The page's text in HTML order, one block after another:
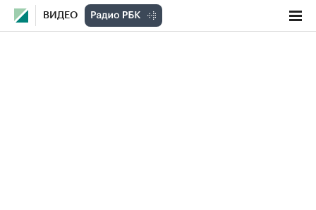
ВИДЕО